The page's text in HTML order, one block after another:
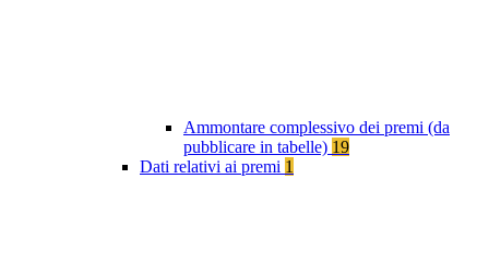
Ammontare complessivo dei premi (da
pubblicare in tabelle) 19
Dati relativi ai premi 1